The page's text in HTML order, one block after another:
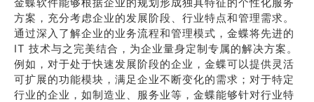
方案，充分考虑企业的发展阶段、行业特点和管理需求。
通过深入了解企业的业务流程和管理模式，金蝶将先进的
IT 技术与之完美结合，为企业量身定制专属的解决方案。
例如，对于处于快速发展阶段的企业，金蝶可以提供灵活
可扩展的功能模块，满足企业不断变化的需求；对于特定
行业的企业，如制造业、服务业等，金蝶能够针对行业特